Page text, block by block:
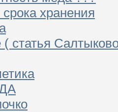
хранения
статья